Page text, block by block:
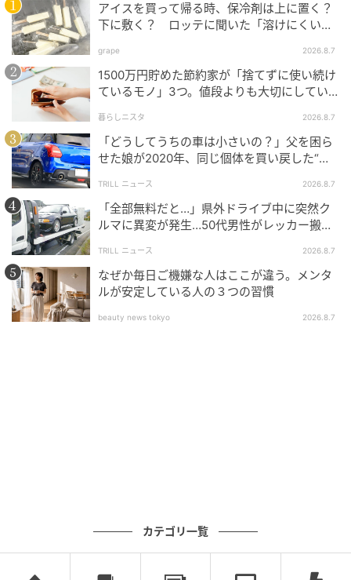
アイスを買って帰る時、保冷剤は上に置く？
下に敷く？ ロッテに聞いた「溶けにくい持
grape 2026.8.7
1500万円貯めた節約家が「捨てずに使い続け
ているモノ」3つ。値段よりも大切にしてい
暮らしニスタ 2026.8.7
「どうしてうちの車は小さいの？」父を困ら
せた娘が2020年、同じ個体を買い戻した“意
TRILL ニュース 2026.8.7
「全部無料だと…」県外ドライブ中に突然ク
ルマに異変が発生…50代男性がレッカー搬送
TRILL ニュース 2026.8.7
なぜか毎日ご機嫌な人はここが違う。メンタ
ルが安定している人の３つの習慣
beauty news tokyo 2026.8.7
カテゴリ一覧